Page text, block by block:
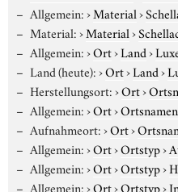
Allgemein:›Material›
Material:›Material›
Allgemein:›Ort›Land›
Land (heute):›Ort›Land›
Herstellungsort:›Ort›
Allgemein:›Ort›
Aufnahmeort:›Ort›
Allgemein:›Ort›Ortstyp›
Allgemein:›Ort›Ortstyp›
Allgemein:›Ort›Ortstyp›